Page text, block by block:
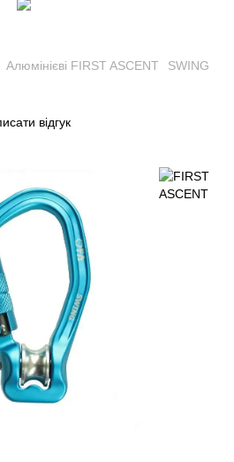
Алюмінієві FIRST ASCENT SWING
відгук